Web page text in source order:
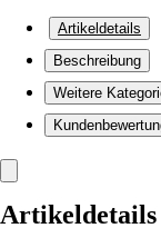
Artikeldetails
Beschreibung
Weitere
Artikeldetails